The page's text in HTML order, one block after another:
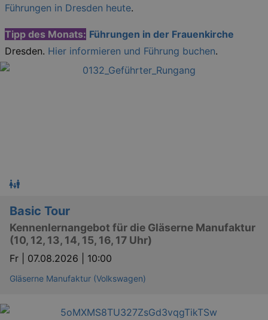
Führungen in Dresden heute.
Tipp des Monats: Führungen in der Frauenkirche
Dresden. Hier informieren und Führung buchen.
Basic Tour
Kennenlernangebot für die Gläserne Manufaktur
(10, 12, 13, 14, 15, 16, 17 Uhr)
Fr | 07.08.2026 | 10:00
Gläserne Manufaktur (Volkswagen)